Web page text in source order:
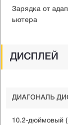
Зарядка от
ьютера
ДИСПЛЕЙ
ДИАГОНАЛЬ
10.2-дюймовый